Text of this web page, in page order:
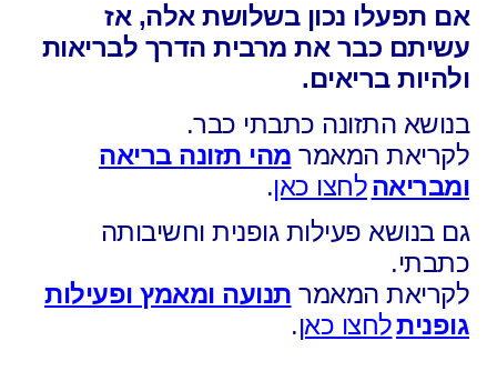
אם תפעלו נכון בשלושת אלה,אז
עשיתם כבר את מרבית הדרך לבריאות
ולהיות בריאים.
בנושא התזונה כתבתי כבר.
לקריאת המאמר מהי תזונה בריאה
ומבריאהלחצו כאן.
גם בנושא פעילות גופנית וחשיבותה
כתבתי.
לקריאת המאמר תנועה ומאמץ ופעילות
גופניתלחצו כאן.